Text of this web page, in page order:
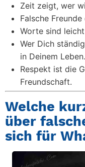
Zeit zeigt, wer
Falsche
Worte sind
Wer Dich
in Deinem Leben.
Respekt ist die
Freundschaft.
Welche
über
sich für